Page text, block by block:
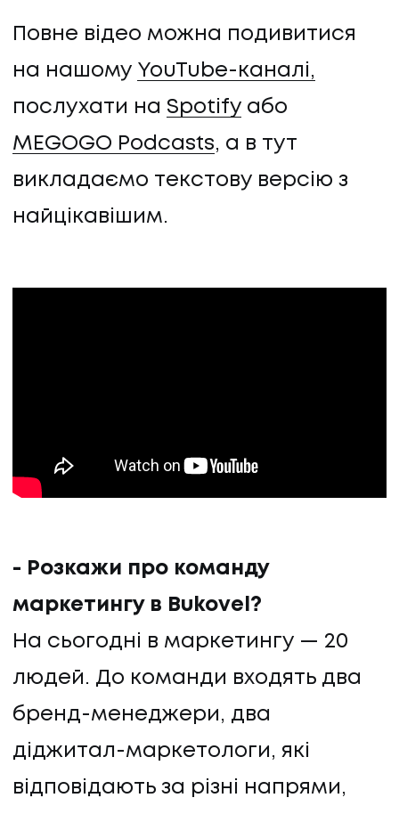
Повне відео можна подивитися
на нашому YouTube-каналі,
послухати на Spotify або
MEGOGO Podcasts, а в тут
викладаємо текстову версію з
найцікавішим.
- Розкажи про команду
маркетингу в Bukovel?
На сьогодні в маркетингу — 20
людей. До команди входять два
бренд-менеджери, два
діджитал-маркетологи, які
відповідають за різні напрями,